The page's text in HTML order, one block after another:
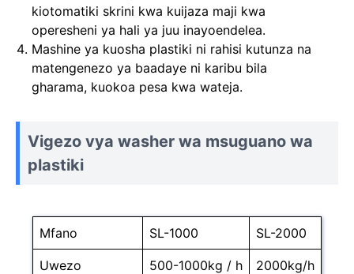
kiotomatiki skrini kwa kuijaza maji kwa
operesheni ya hali ya juu inayoendelea.
Mashine ya kuosha plastiki ni rahisi kutunza na
matengenezo ya baadaye ni karibu bila
gharama, kuokoa pesa kwa wateja.
Vigezo vya washer wa msuguano wa
plastiki
Mfano SL-1000 SL-2000
Uwezo 500-1000kg / h 2000kg/h